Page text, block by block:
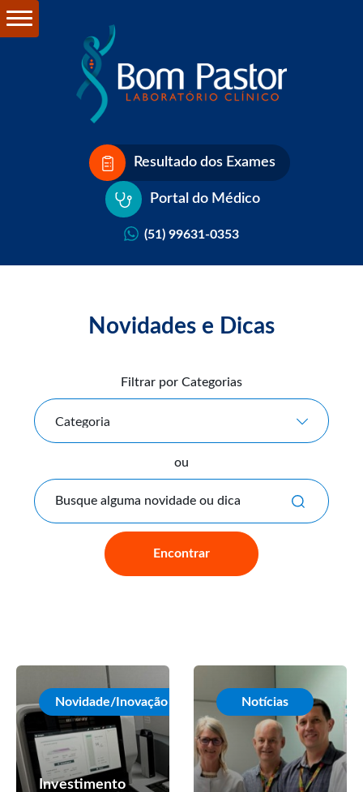
Resultado dos Exames
Portal do Médico
(51) 99631-0353
Novidades e Dicas
Filtrar por Categorias
Categoria
ou
Busque alguma novidade ou
Encontrar
Novidade/Inovação
Investimento
Notícias